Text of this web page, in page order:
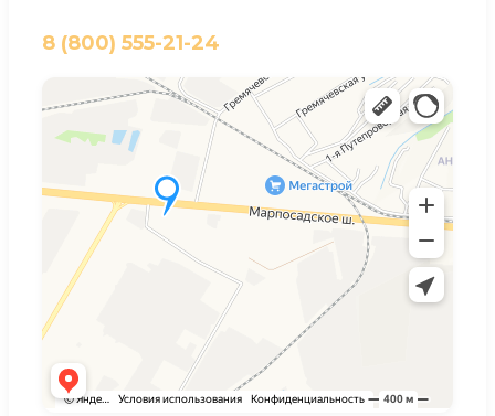
8 (800) 555-21-24